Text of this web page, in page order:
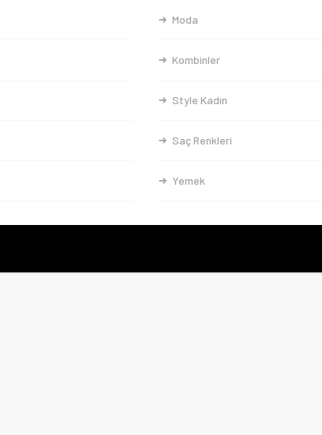
Moda
Kombinler
Style Kadın
Saç Renkleri
Yemek